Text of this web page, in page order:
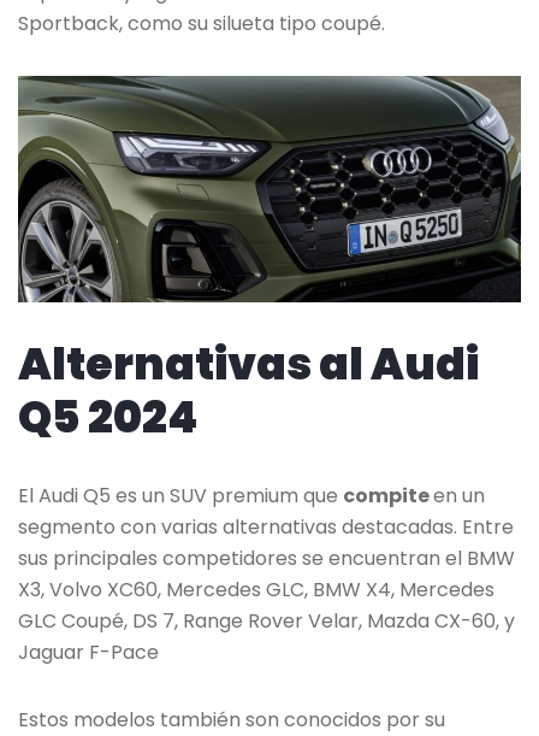
Sportback, como su silueta tipo coupé.
Alternativas al Audi
Q5 2024
El Audi Q5 es un SUV premium que compiteen un
segmento con varias alternativas destacadas. Entre
sus principales competidores se encuentran el BMW
X3, Volvo XC60, Mercedes GLC, BMW X4, Mercedes
GLC Coupé, DS 7, Range Rover Velar, Mazda CX-60, y
Jaguar F-Pace
Estos modelos también son conocidos por su